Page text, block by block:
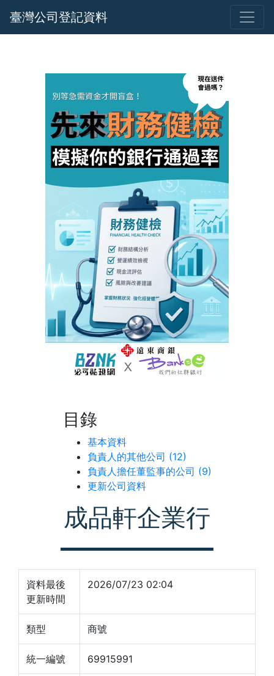
臺灣公司登記資料
目錄
基本資料
負責人的其他公司 (12)
負責人擔任董監事的公司 (9)
更新公司資料
成品軒企業行
資料最後
更新時間
2026/07/23 02:04
類型 商號
統一編號 69915991